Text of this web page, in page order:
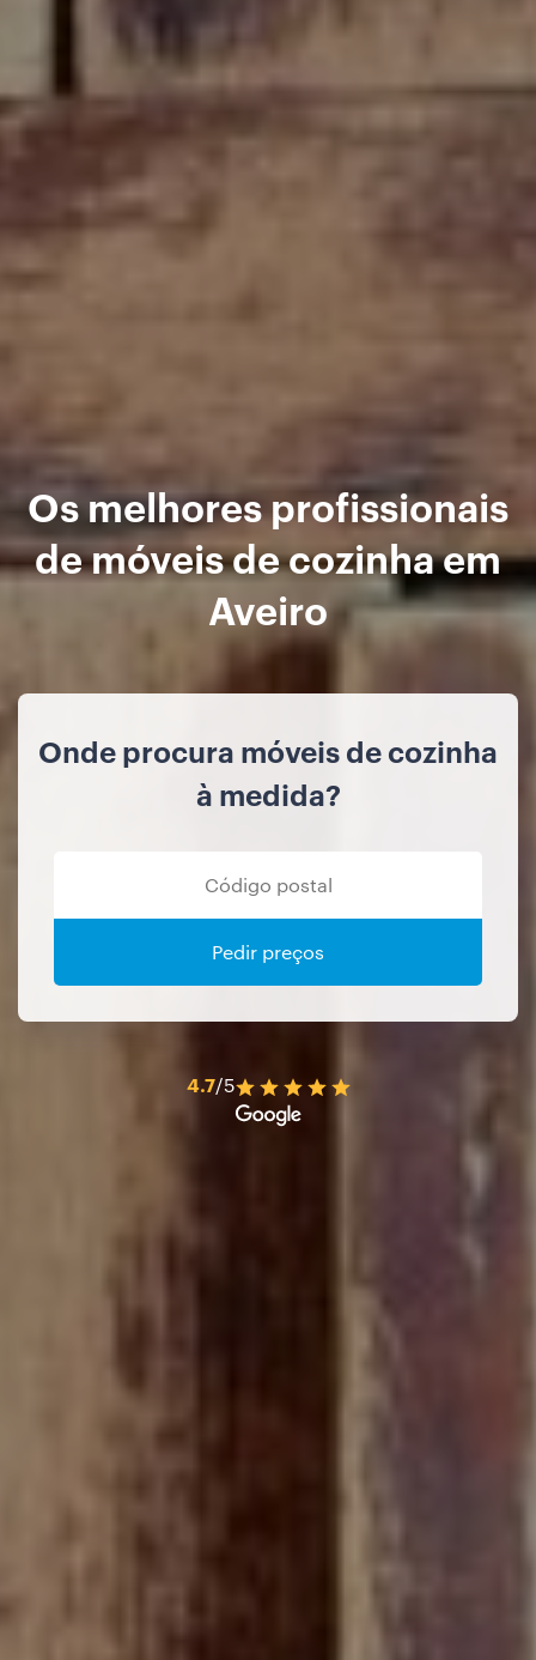
Os melhores profissionais
de móveis de cozinha em
Aveiro
Onde procura móveis de cozinha
à medida?
Pedir preços
4.7/5